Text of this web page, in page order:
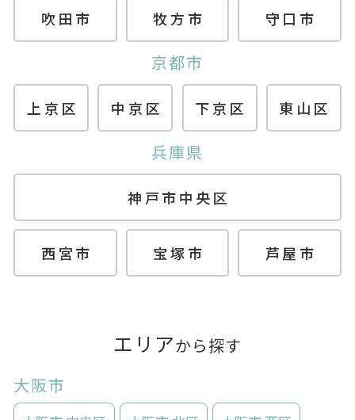
吹田市 牧方市 守口市
京都市
上京区 中京区 下京区 東山区
兵庫県
神戸市中央区
西宮市 宝塚市 芦屋市
エリアから探す
大阪市